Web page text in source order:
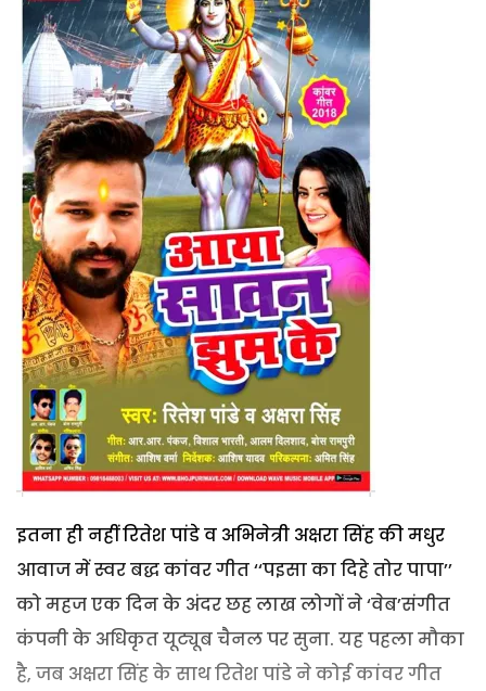
इतना ही नहीं रितेश पांडे व अभिनेत्री अक्षरा सिंह की मधुर
आवाज में स्वर बद्ध कांवर गीत ‘‘पइसा का दिहे तोर पापा’’
को महज एक दिन के अंदर छह लाख लोगों ने ‘वेब’संगीत
कंपनी के अधिकृत यूट्यूब चैनल पर सुना. यह पहला मौका
है, जब अक्षरा सिंह के साथ रितेश पांडे ने कोई कांवर गीत